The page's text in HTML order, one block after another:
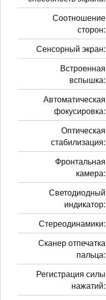
Соотношение
сторон:
Сенсорный экран:
Встроенная
вспышка:
Автоматическая
фокусировка:
Оптическая
стабилизация:
Фронтальная
камера:
Светодиодный
индикатор:
Стереодинамики:
Сканер отпечатка
пальца:
Регистрация силы
нажатий: